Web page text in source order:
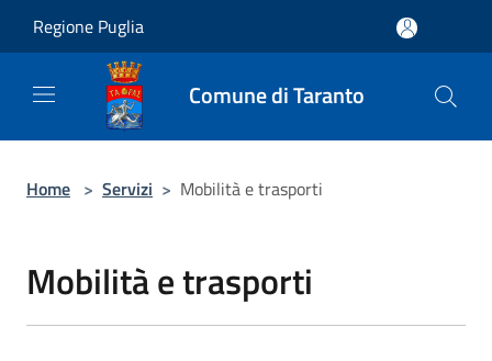
Regione Puglia
Comune di Taranto
Home > Servizi > Mobilità e trasporti
Mobilità e trasporti